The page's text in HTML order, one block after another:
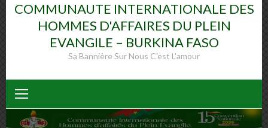
COMMUNAUTE INTERNATIONALE DES
HOMMES D'AFFAIRES DU PLEIN
EVANGILE – BURKINA FASO
Sa Bannière Sur Nous C'est L'amour